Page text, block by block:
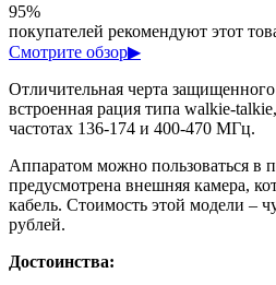
95%
покупателей рекомендуют этот
Смотрите обзор▶
Отличительная черта
встроенная рация типа walkie-
частотах 136-174 и 400-470 МГц.
Аппаратом можно пользоваться в
предусмотрена внешняя камера,
кабель. Стоимость этой модели –
рублей.
Достоинства: